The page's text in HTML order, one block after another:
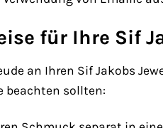
für Ihre Sif
an Ihren Sif Jakobs
beachten sollten: